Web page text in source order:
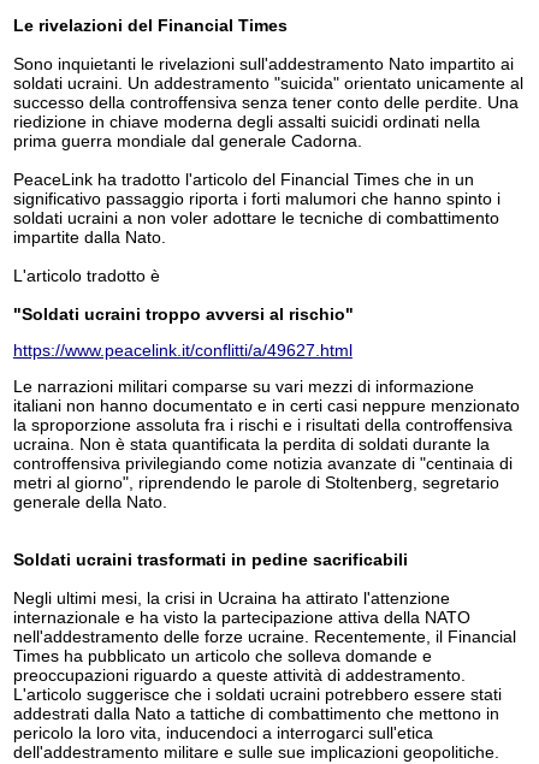
Le rivelazioni del Financial Times
Sono inquietanti le rivelazioni sull'addestramento Nato impartito ai
soldati ucraini. Un addestramento "suicida" orientato unicamente al
successo della controffensiva senza tener conto delle perdite. Una
riedizione in chiave moderna degli assalti suicidi ordinati nella
prima guerra mondiale dal generale Cadorna.
PeaceLink ha tradotto l'articolo del Financial Times che in un
significativo passaggio riporta i forti malumori che hanno spinto i
soldati ucraini a non voler adottare le tecniche di combattimento
impartite dalla Nato.
L'articolo tradotto è
"Soldati ucraini troppo avversi al rischio"
https://www.peacelink.it/conflitti/a/49627.html
Le narrazioni militari comparse su vari mezzi di informazione
italiani non hanno documentato e in certi casi neppure menzionato
la sproporzione assoluta fra i rischi e i risultati della controffensiva
ucraina. Non è stata quantificata la perdita di soldati durante la
controffensiva privilegiando come notizia avanzate di "centinaia di
metri al giorno", riprendendo le parole di Stoltenberg, segretario
generale della Nato.
Soldati ucraini trasformati in pedine sacrificabili
Negli ultimi mesi, la crisi in Ucraina ha attirato l'attenzione
internazionale e ha visto la partecipazione attiva della NATO
nell'addestramento delle forze ucraine. Recentemente, il Financial
Times ha pubblicato un articolo che solleva domande e
preoccupazioni riguardo a queste attività di addestramento.
L'articolo suggerisce che i soldati ucraini potrebbero essere stati
addestrati dalla Nato a tattiche di combattimento che mettono in
pericolo la loro vita, inducendoci a interrogarci sull'etica
dell'addestramento militare e sulle sue implicazioni geopolitiche.